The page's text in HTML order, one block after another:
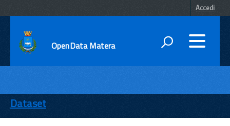
Accedi
OpenData Matera
ENTI
TEMI
Dataset